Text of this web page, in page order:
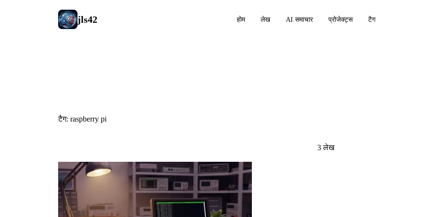
jls42 होम लेख AI समाचार प्रोजेक्ट्स टैग
टैग: raspberry pi
3 लेख